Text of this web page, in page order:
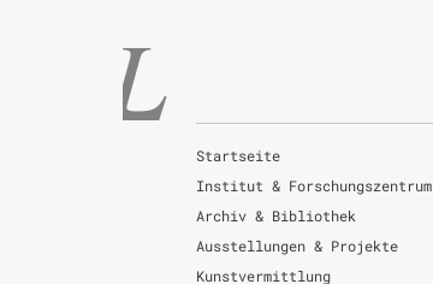
Startseite
Institut & Forschungszentrum
Archiv & Bibliothek
Ausstellungen & Projekte
Kunstvermittlung